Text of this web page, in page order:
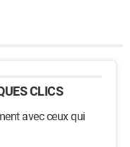
CLICS
avec ceux qui